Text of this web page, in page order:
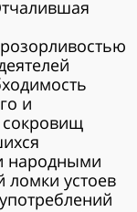
и
сокровищ
народными
ломки устоев